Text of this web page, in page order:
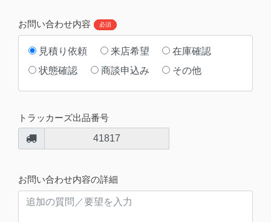
お問い合わせ内容 必須
見積り依頼 来店希望
在庫確認
状態確認
商談申込み その他
トラッカーズ出品番号
41817
お問い合わせ内容の詳細